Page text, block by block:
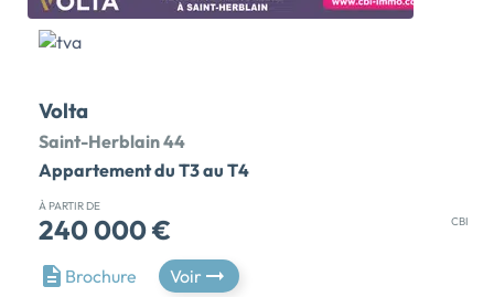
Volta
Saint-Herblain 44
Appartement du T3 au T4
À PARTIR DE
240 000 € CBI
Résidence livrée ! CBI vous ouvre les portes de sa
nouvelle résidence VOLTA, située rue de la Lozère à
Brochure Voir